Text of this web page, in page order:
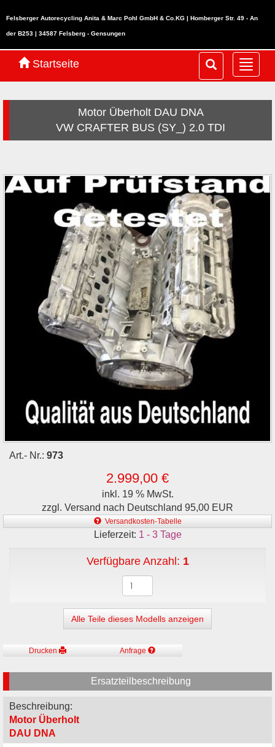
Felsberger Autorecycling Anita & Marc Pohl GmbH & Co.KG | Homberger Str. 49 - An
der B253 | 34587 Felsberg - Gensungen
ein-/
Startseite
Motor Überholt DAU DNA
VW CRAFTER BUS (SY_) 2.0 TDI
Art.- Nr.: 973
2.999,00 €
inkl. 19 % MwSt.
zzgl. Versand nach Deutschland 95,00 EUR
Versandkosten-Tabelle
Lieferzeit: 1 - 3 Tage
Verfügbare Anzahl: 1
Alle Teile dieses Modells anzeigen
Drucken Anfrage
Ersatzteilbeschreibung
Beschreibung:
Motor Überholt
DAU DNA